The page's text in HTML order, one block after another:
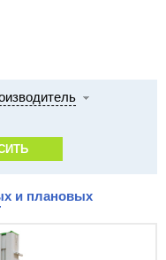
и плановых